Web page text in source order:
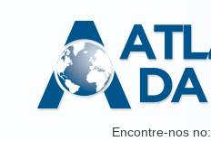
Atlas da SaúdeEncontre-nos no: